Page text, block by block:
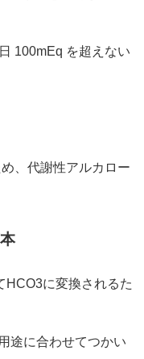
100mEq を超えない
、代謝性アルカロー
HCO3に変換されるた
途に合わせてつかい